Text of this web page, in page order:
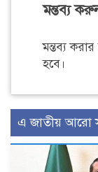
মন্তব্য
মন্তব্য
হবে।
এ জাতীয় আরো